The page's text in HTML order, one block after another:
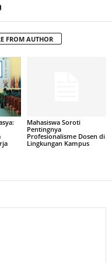
FROM AUTHOR
Mahasiswa Soroti
Pentingnya
Profesionalisme Dosen di
Lingkungan Kampus